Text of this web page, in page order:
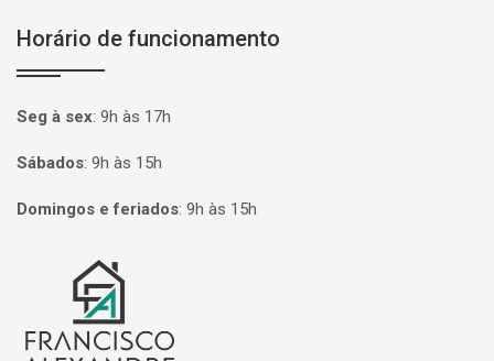
Horário de funcionamento
Seg à sex: 9h às 17h
Sábados: 9h às 15h
Domingos e feriados: 9h às 15h
Página inicial